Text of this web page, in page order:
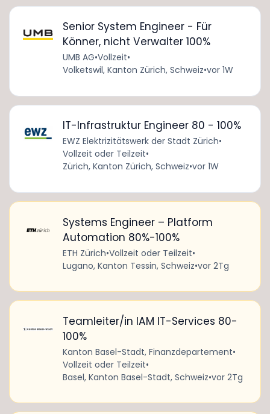
Senior System Engineer - Für
Könner, nicht Verwalter 100%
UMB AG•Vollzeit•
Volketswil, Kanton Zürich, Schweiz•vor 1W
IT-Infrastruktur Engineer 80 - 100%
EWZ Elektrizitätswerk der Stadt Zürich•
Vollzeit oder Teilzeit•
Zürich, Kanton Zürich, Schweiz•vor 1W
Systems Engineer – Platform
Automation 80%-100%
ETH Zürich•Vollzeit oder Teilzeit•
Lugano, Kanton Tessin, Schweiz•vor 2Tg
Teamleiter/in IAM IT-Services 80-
100%
Kanton Basel-Stadt, Finanzdepartement•
Vollzeit oder Teilzeit•
Basel, Kanton Basel-Stadt, Schweiz•vor 2Tg